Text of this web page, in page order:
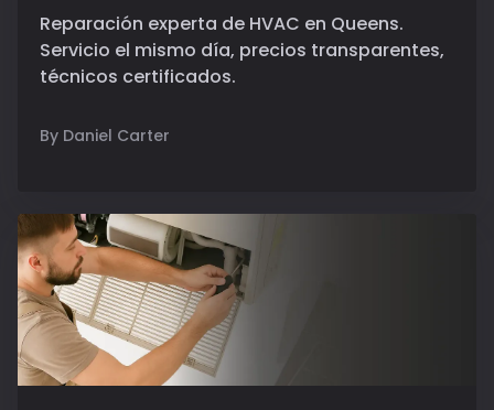
Reparación experta de HVAC en Queens.
Servicio el mismo día, precios transparentes,
técnicos certificados.
By Daniel Carter